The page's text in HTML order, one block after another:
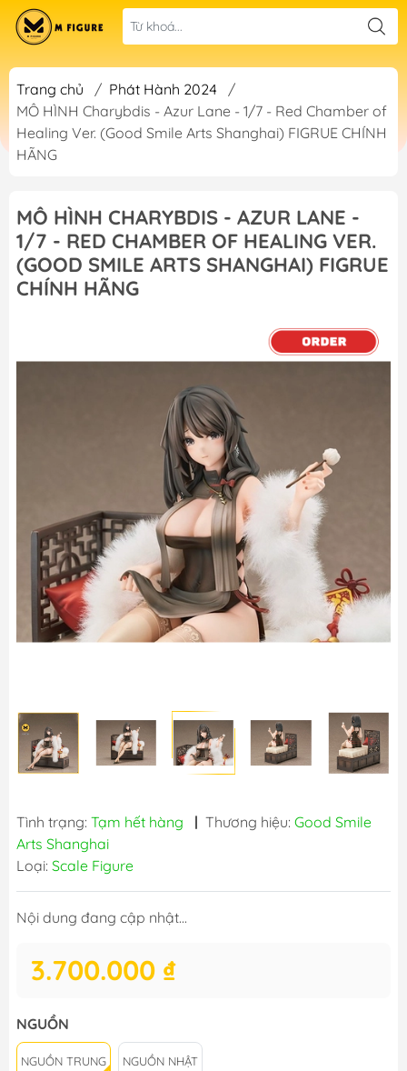
Trang chủ / Phát Hành 2024
/
MÔ HÌNH Charybdis - Azur Lane - 1/7 - Red Chamber of
Healing Ver. (Good Smile Arts Shanghai) FIGRUE CHÍNH
HÃNG
MÔ HÌNH CHARYBDIS - AZUR LANE -
1/7 - RED CHAMBER OF HEALING VER.
(GOOD SMILE ARTS SHANGHAI) FIGRUE
CHÍNH HÃNG
Tình trạng: Tạm hết hàng | Thương hiệu: Good Smile
Arts Shanghai
Loại: Scale Figure
Nội dung đang cập nhật...
3.700.000 ₫
NGUỒN
NGUỒN TRUNG NGUỒN NHẬT